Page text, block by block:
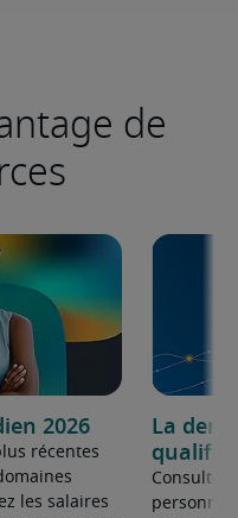
de
2026
récentes
les salaires
La
qualifié
Consultez
personnel